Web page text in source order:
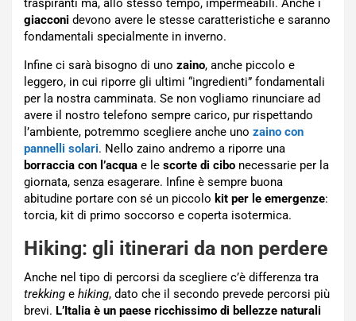
traspiranti ma, allo stesso tempo, impermeabili. Anche i
giacconi devono avere le stesse caratteristiche e saranno
fondamentali specialmente in inverno.
Infine ci sarà bisogno di uno zaino, anche piccolo e
leggero, in cui riporre gli ultimi “ingredienti” fondamentali
per la nostra camminata. Se non vogliamo rinunciare ad
avere il nostro telefono sempre carico, pur rispettando
l’ambiente, potremmo scegliere anche uno zaino con
pannelli solari. Nello zaino andremo a riporre una
borraccia con l’acqua e le scorte di cibo necessarie per la
giornata, senza esagerare. Infine è sempre buona
abitudine portare con sé un piccolo kit per le emergenze:
torcia, kit di primo soccorso e coperta isotermica.
Hiking: gli itinerari da non perdere
Anche nel tipo di percorsi da scegliere c’è differenza tra
trekking e hiking, dato che il secondo prevede percorsi più
brevi. L’Italia è un paese ricchissimo di bellezze naturali